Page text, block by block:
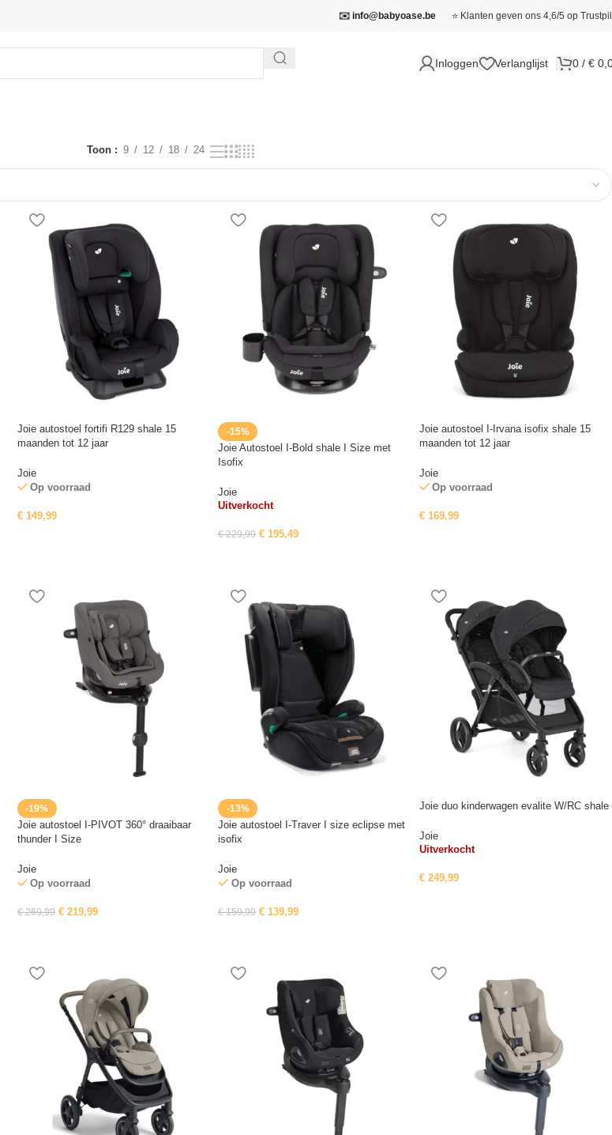
✉️ info@babyoase.be ⭐ Klanten geven ons 4,6/5 op
Inloggen Verlanglijst 0 / €
Toon 9 12 18 24
Joie autostoel fortifi R129 shale 15
maanden tot 12 jaar
Joie
Op voorraad
€149,99
-15%
Joie Autostoel I-Bold shale I Size met
Isofix
Joie
Uitverkocht
€229,99 € 195,49
Joie autostoel I-Irvana isofix shale 15
maanden tot 12 jaar
Joie
Op voorraad
€169,99
-19%
Joie autostoel I-PIVOT 360° draaibaar
thunder I Size
Joie
Op voorraad
€269,99 €219,99
-13%
Joie autostoel I-Traver I size eclipse met
isofix
Joie
Op voorraad
€159,99 € 139,99
Joie duo kinderwagen evalite W/RC shale
Joie
Uitverkocht
€249,99